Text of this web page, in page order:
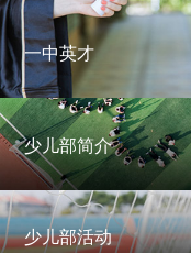
一中英才
一中英才
少儿部简介
少儿部简介
少儿部活动